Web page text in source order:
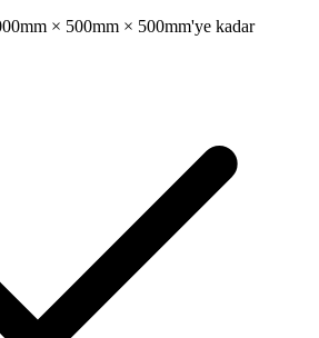
× 500mm × 500mm'ye kadar